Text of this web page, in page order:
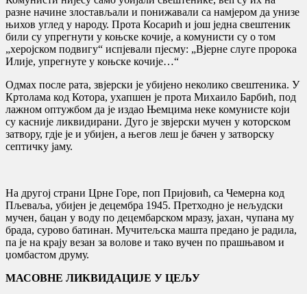
разне начине злостављали и понижавали са намјером да унизе
њихов углед у народу. Прота Косарић и још једна свештеник
били су упрегнути у коњске кочије, а комунисти су о том
„херојском подвигу“ испјевали пјесму: „Вјерне слуге пророка
Илије, упрегнуте у коњске кочије…“
Одмах после рата, звјерски је убијено неколико свештеника. У
Кртолама код Котора, ухапшен је прота Михаило Барбић, под
лажном оптужбом да је издао Њемцима неке комунисте који
су касније ликвидирани. Дуго је звјерски мучен у которском
затвору, гдје је и убијен, а његов леш је бачен у затворску
септичку јаму.
На другој страни Црне Горе, поп Пријовић, са Чемерна код
Пљеваља, убијен је децембра 1945. Претходно је нељудски
мучен, бацан у воду по децембарском мразу, јахан, чупана му
брада, сурово батинан. Мучитељска машта предано је радила,
па је на крају везан за волове и тако вучен по прашњавом и
џомбастом друму.
МАСОВНЕ ЛИКВИДАЦИЈЕ У ЦЕЉУ